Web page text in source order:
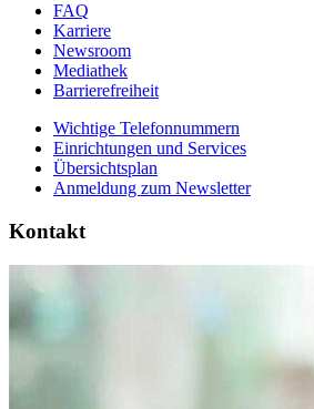
FAQ
Karriere
Newsroom
Mediathek
Barrierefreiheit
Wichtige Telefonnummern
Einrichtungen und Services
Übersichtsplan
Anmeldung zum Newsletter
Kontakt